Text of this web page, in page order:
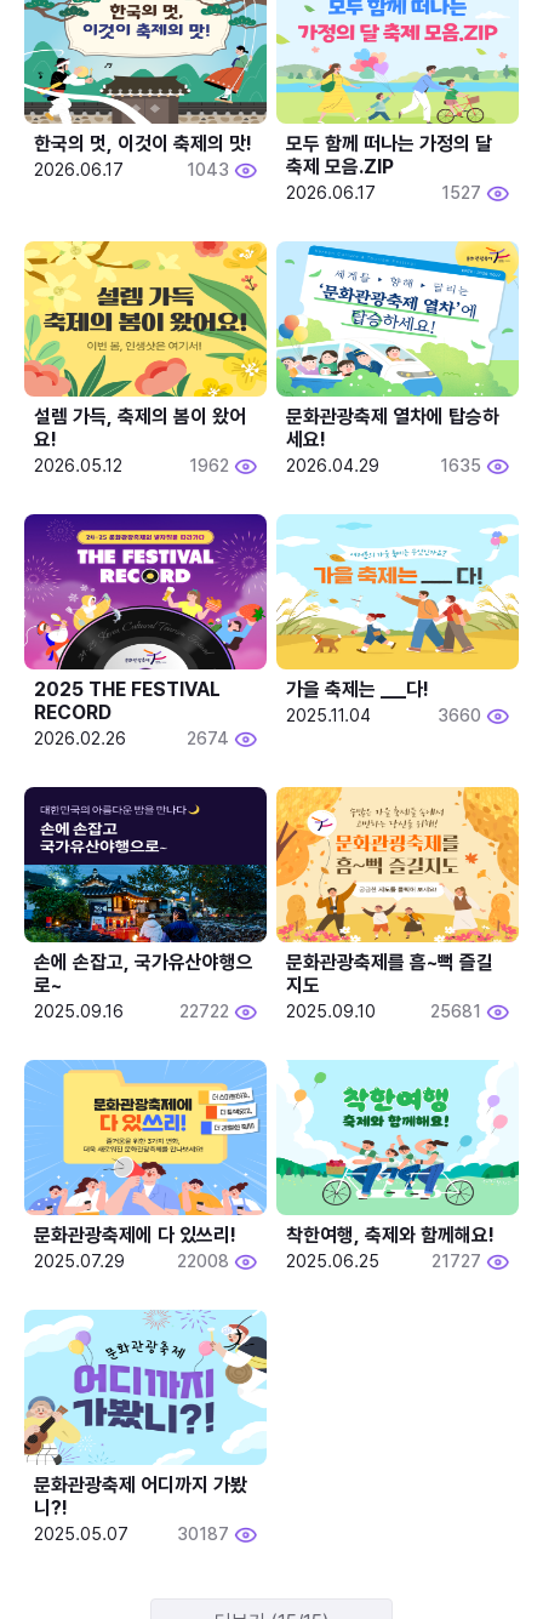
한국의 멋, 이것이 축제의 맛!
2026.06.17 1043
모두 함께 떠나는 가정의 달
축제 모음.ZIP
2026.06.17 1527
설렘 가득, 축제의 봄이 왔어
요!
2026.05.12 1962
문화관광축제 열차에 탑승하
세요!
2026.04.29 1635
2025 THE FESTIVAL
RECORD
2026.02.26 2674
2025.11.04 3660
손에 손잡고, 국가유산야행으
로~
2025.09.16 22722
문화관광축제를 흠~뻑 즐길
지도
2025.09.10 25681
문화관광축제에 다 있쓰리!
2025.07.29 22008
착한여행, 축제와 함께해요!
2025.06.25 21727
문화관광축제 어디까지 가봤
니?!
2025.05.07 30187